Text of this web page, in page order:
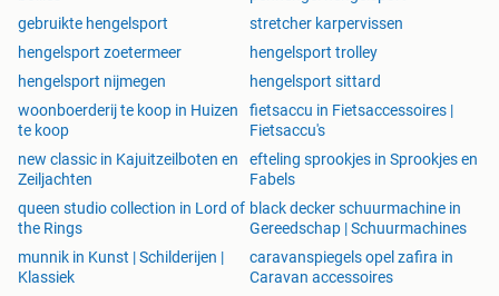
gebruikte hengelsport
stretcher karpervissen
hengelsport zoetermeer
hengelsport trolley
hengelsport nijmegen
hengelsport sittard
woonboerderij te koop in Huizen
te koop
fietsaccu in Fietsaccessoires |
Fietsaccu's
new classic in Kajuitzeilboten en
Zeiljachten
efteling sprookjes in Sprookjes en
Fabels
queen studio collection in Lord of
the Rings
black decker schuurmachine in
Gereedschap | Schuurmachines
munnik in Kunst | Schilderijen |
Klassiek
caravanspiegels opel zafira in
Caravan accessoires